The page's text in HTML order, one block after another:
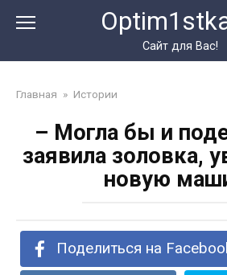
Сайт для Вас!
Главная » Истории
– Могла бы и
заявила золовка,
новую
Поделиться на